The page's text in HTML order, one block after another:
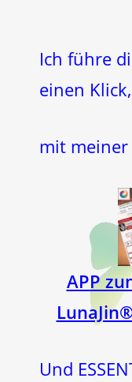
Ich führe
einen Klick,
mit meiner
APP
Und